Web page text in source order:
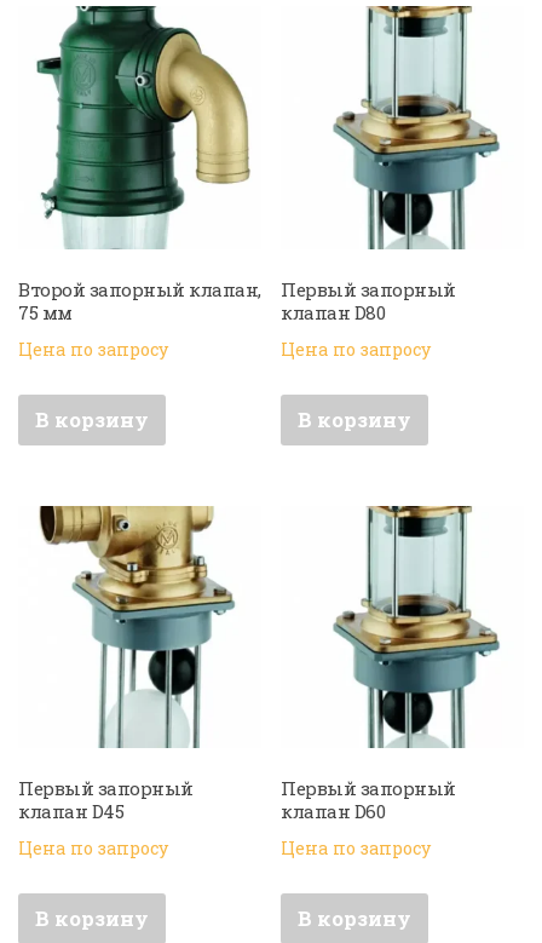
Второй запорный клапан,
75 мм
Цена по запросу
В корзину
Первый запорный
клапан D80
Цена по запросу
В корзину
Первый запорный
клапан D45
Цена по запросу
В корзину
Первый запорный
клапан D60
Цена по запросу
В корзину